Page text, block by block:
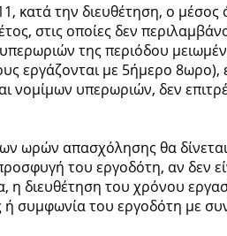
κατά την διευθέτηση, ο
στις οποίες δεν
της περιόδου
εργάζονται με 5ήμερο
υπερωριών, δεν
ωρών απασχόλησης θα
του εργοδότη, αν δεν
διευθέτηση του χρόνου
ή συμφωνία του εργοδότη με